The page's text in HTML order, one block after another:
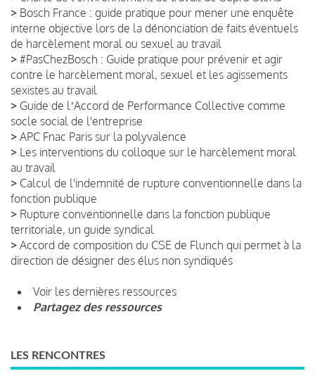
> Bosch France : guide pratique pour mener une enquête
interne objective lors de la dénonciation de faits éventuels
de harcèlement moral ou sexuel au travail
> #PasChezBosch : Guide pratique pour prévenir et agir
contre le harcèlement moral, sexuel et les agissements
sexistes au travail
> Guide de lʼAccord de Performance Collective comme
socle social de l'entreprise
> APC Fnac Paris sur la polyvalence
> Les interventions du colloque sur le harcèlement moral
au travail
> Calcul de l'indemnité de rupture conventionnelle dans la
fonction publique
> Rupture conventionnelle dans la fonction publique
territoriale, un guide syndical
> Accord de composition du CSE de Flunch qui permet à la
direction de désigner des élus non syndiqués
Voir les dernières ressources
Partagez des ressources
LES RENCONTRES